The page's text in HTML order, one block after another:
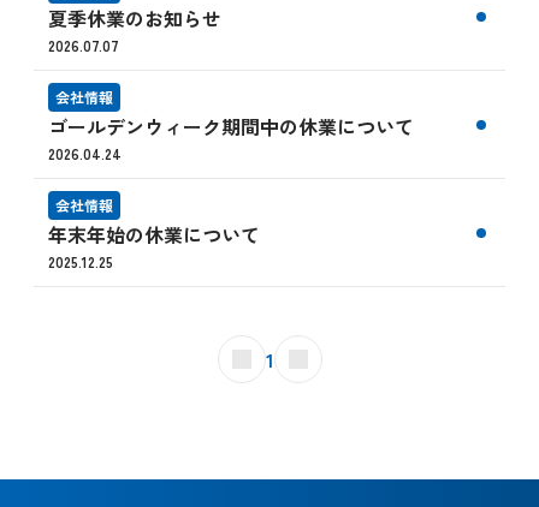
2026.07.07
夏季休業のお知らせ
2026.04.24
会社情報
ゴールデンウィーク期間中の休業について
2025.12.25
会社情報
年末年始の休業について
1